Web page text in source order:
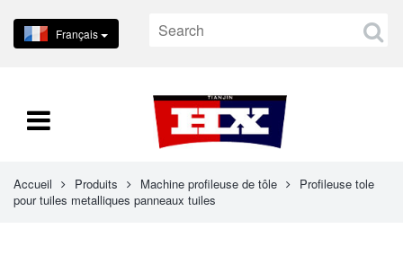
Français
Accueil Produits Machine profileuse de tôle
Profileuse tole
pour tuiles metalliques panneaux tuiles